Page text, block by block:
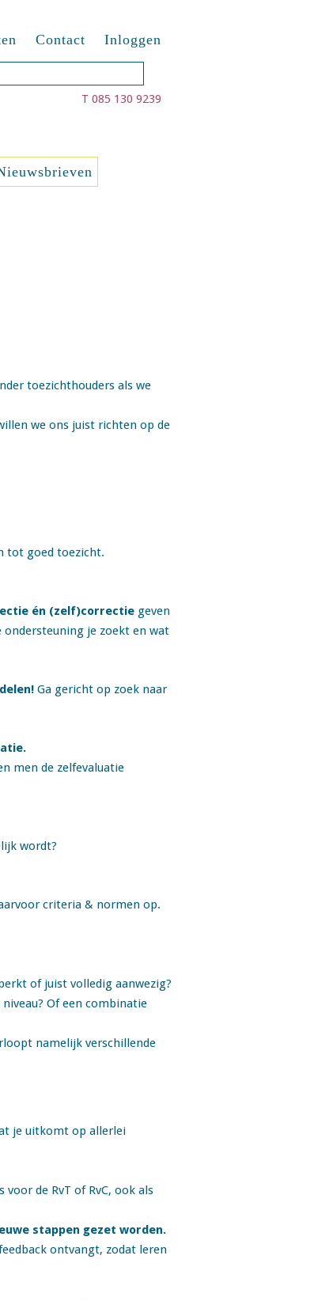
Contact Inloggen
T 085 130 9239
toezichthouders als we
we ons juist richten op de
tot goed toezicht.
én (zelf)correctie geven
ondersteuning je zoekt en wat
Ga gericht op zoek naar
men de zelfevaluatie
wordt?
criteria & normen op.
of juist volledig aanwezig?
Of een combinatie
namelijk verschillende
je uitkomt op allerlei
de RvT of RvC, ook als
stappen gezet worden.
ontvangt, zodat leren